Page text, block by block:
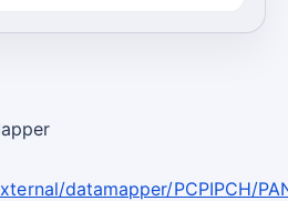
datamapper/PCPIPCH/